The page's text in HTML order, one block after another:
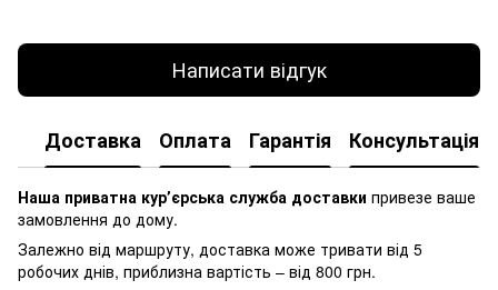
Написати відгук
Доставка Оплата Гарантія Консультація
Наша приватна курʼєрська служба доставки привезе ваше
замовлення до дому.
Залежно від маршруту, доставка може тривати від 5
робочих днів, приблизна вартість – від 800 грн.